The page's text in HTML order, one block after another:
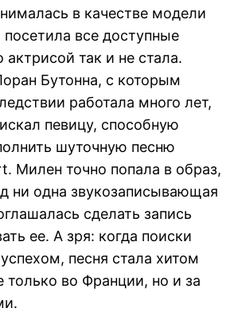
в качестве модели
все доступные
актрисой так и не стала.
Бутонна, с которым
работала много лет,
певицу, способную
шуточную песню
Милен точно попала в образ,
ни одна звукозаписывающая
сделать запись
ее. А зря: когда поиски
песня стала хитом
только во Франции, но и за